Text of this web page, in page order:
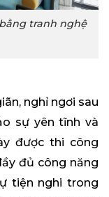
tranh nghệ
nghỉ ngơi sau
sự yên tĩnh và
được thi công
đủ công năng
tiện nghi trong